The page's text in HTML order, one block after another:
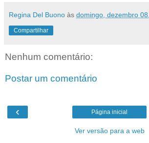
Regina Del Buono às domingo, dezembro
Compartilhar
Nenhum comentário:
Postar um comentário
‹ Página inicial
Ver versão para a web